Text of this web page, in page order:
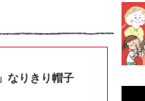
なりきり帽子